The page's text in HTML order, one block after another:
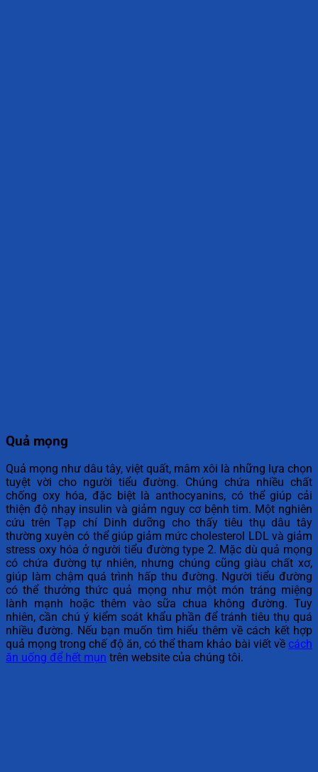
Quả mọng
Quả mọng như dâu tây, việt quất, mâm xôi là những lựa chọn
tuyệt vời cho người tiểu đường. Chúng chứa nhiều chất
chống oxy hóa, đặc biệt là anthocyanins, có thể giúp cải
thiện độ nhạy insulin và giảm nguy cơ bệnh tim. Một nghiên
cứu trên Tạp chí Dinh dưỡng cho thấy tiêu thụ dâu tây
thường xuyên có thể giúp giảm mức cholesterol LDL và giảm
stress oxy hóa ở người tiểu đường type 2. Mặc dù quả mọng
có chứa đường tự nhiên, nhưng chúng cũng giàu chất xơ,
giúp làm chậm quá trình hấp thu đường. Người tiểu đường
có thể thưởng thức quả mọng như một món tráng miệng
lành mạnh hoặc thêm vào sữa chua không đường. Tuy
nhiên, cần chú ý kiểm soát khẩu phần để tránh tiêu thụ quá
nhiều đường. Nếu bạn muốn tìm hiểu thêm về cách kết hợp
quả mọng trong chế độ ăn, có thể tham khảo bài viết về cách
ăn uống để hết mụn trên website của chúng tôi.